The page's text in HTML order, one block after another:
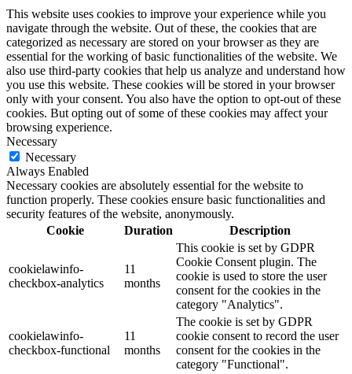
This website uses cookies to improve your experience while you
navigate through the website. Out of these, the cookies that are
categorized as necessary are stored on your browser as they are
essential for the working of basic functionalities of the website. We
also use third-party cookies that help us analyze and understand how
you use this website. These cookies will be stored in your browser
only with your consent. You also have the option to opt-out of these
cookies. But opting out of some of these cookies may affect your
browsing experience.
Necessary
Necessary
Always Enabled
Necessary cookies are absolutely essential for the website to
function properly. These cookies ensure basic functionalities and
security features of the website, anonymously.
Cookie
Duration Description
cookielawinfo-
checkbox-analytics
11
months
This cookie is set by GDPR
Cookie Consent plugin. The
cookie is used to store the user
consent for the cookies in the
category "Analytics".
cookielawinfo-
checkbox-functional
11
months
The cookie is set by GDPR
cookie consent to record the user
consent for the cookies in the
category "Functional".